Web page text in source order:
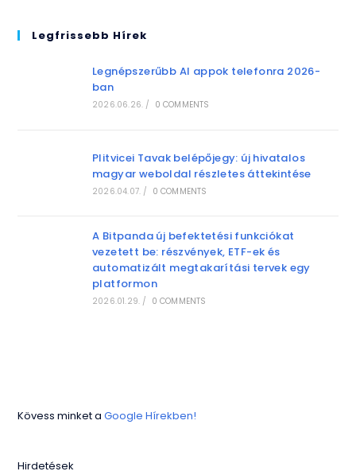
Legfrissebb Hírek
Legnépszerűbb AI appok telefonra 2026-
ban
2026.06.26. / 0 COMMENTS
Plitvicei Tavak belépőjegy: új hivatalos
magyar weboldal részletes áttekintése
2026.04.07. / 0 COMMENTS
A Bitpanda új befektetési funkciókat
vezetett be: részvények, ETF-ek és
automatizált megtakarítási tervek egy
platformon
2026.01.29. / 0 COMMENTS
Kövess minket aGoogle Hírekben!
Hirdetések